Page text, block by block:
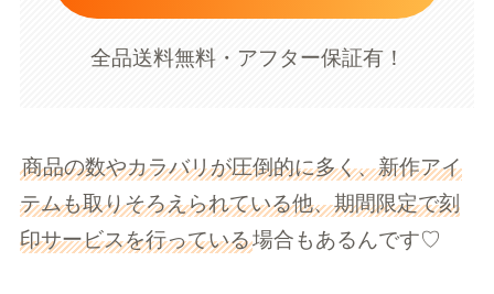
全品送料無料・アフター保証有！
商品の数やカラバリが圧倒的に多く、新作アイ
テムも取りそろえられている他、期間限定で刻
印サービスを行っている場合もあるんです♡